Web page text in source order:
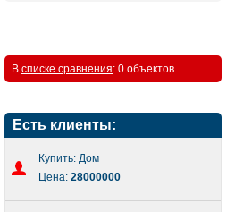
В списке сравнения: 0 объектов
Есть клиенты:
Купить: Дом
Цена: 28000000